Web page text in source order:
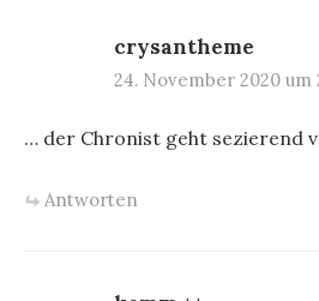
crysantheme
24. November 2020 um
… der Chronist geht sezierend
Antworten